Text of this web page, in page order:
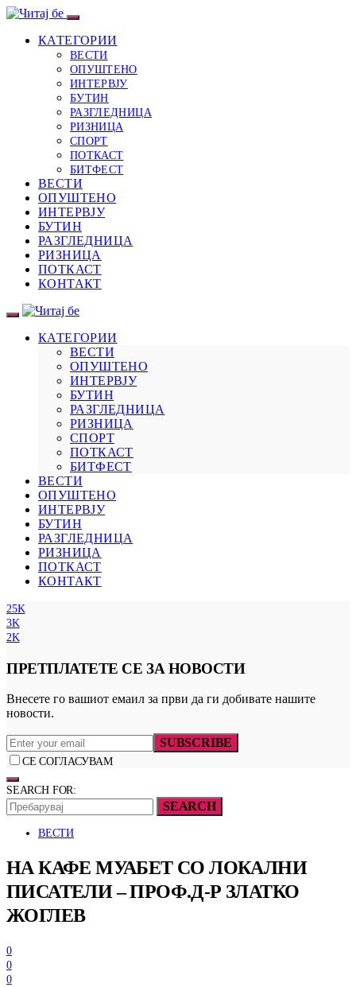
КАТЕГОРИИ
ВЕСТИ
ОПУШТЕНО
ИНТЕРВЈУ
БУТИН
РАЗГЛЕДНИЦА
РИЗНИЦА
СПОРТ
ПОТКАСТ
БИТФЕСТ
ВЕСТИ
ОПУШТЕНО
ИНТЕРВЈУ
БУТИН
РАЗГЛЕДНИЦА
РИЗНИЦА
ПОТКАСТ
КОНТАКТ
КАТЕГОРИИ
ВЕСТИ
ОПУШТЕНО
ИНТЕРВЈУ
БУТИН
РАЗГЛЕДНИЦА
РИЗНИЦА
СПОРТ
ПОТКАСТ
БИТФЕСТ
ВЕСТИ
ОПУШТЕНО
ИНТЕРВЈУ
БУТИН
РАЗГЛЕДНИЦА
РИЗНИЦА
ПОТКАСТ
КОНТАКТ
25K
3K
2K
ПРЕТПЛАТЕТЕ СЕ ЗА НОВОСТИ
Внесете го вашиот емаил за први да ги добивате нашите
новости.
SUBSCRIBE
СЕ СОГЛАСУВАМ
SEARCH FOR:
SEARCH
ВЕСТИ
НА КАФЕ МУАБЕТ СО ЛОКАЛНИ
ПИСАТЕЛИ – ПРОФ.Д-Р ЗЛАТКО
ЖОГЛЕВ
0
0
0